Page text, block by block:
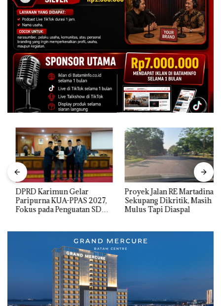
DPRD Karimun Gelar
Paripurna KUA-PPAS 2027,
Fokus pada Penguatan SDM,
Proyek Jalan RE Martadinata
Sekupang Dikritik, Masih
Mulus Tapi Diaspal